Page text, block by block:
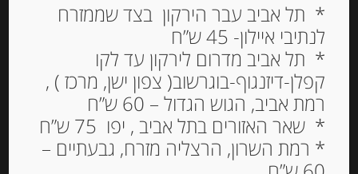
* תל אביב עבר הירקון בצד שממזרח
לנתיבי איילון- 45 ש”ח
* תל אביב מדרום לירקון עד לקו
קפלן-דיזנגוף-בוגרשוב( צפון ישן, מרכז ) ,
רמת אביב, הגוש הגדול – 60 ש”ח
* שאר האזורים בתל אביב , יפו 75 ש”ח
* רמת השרון, הרצליה מזרח, גבעתיים –